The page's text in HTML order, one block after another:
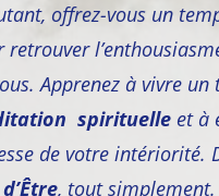
offrez-vous un
retrouver
Apprenez à vivre un
spirituelleet à
de votre intériorité.
, tout simplement.